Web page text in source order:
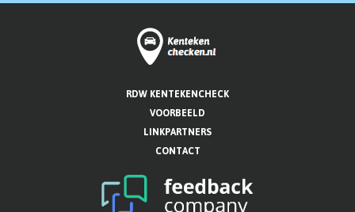
RDW KENTEKENCHECK
VOORBEELD
LINKPARTNERS
CONTACT